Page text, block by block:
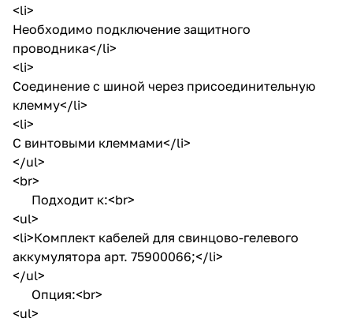
<li>
Необходимо подключение защитного
проводника</li>
<li>
Соединение с шиной через присоединительную
клемму</li>
<li>
С винтовыми клеммами</li>
</ul>
<br>
Подходит к:<br>
<ul>
<li>Комплект кабелей для свинцово-гелевого
аккумулятора арт. 75900066;</li>
</ul>
Опция:<br>
<ul>